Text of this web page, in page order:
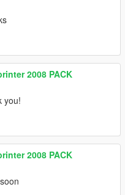
2008 PACK
you!
2008 PACK